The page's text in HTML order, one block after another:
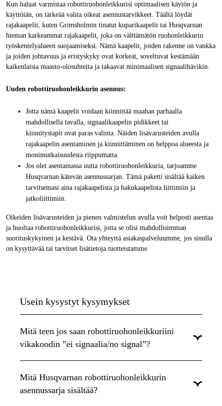
Kun haluat varmistaa robottiruohonleikkurisi optimaalisen käytön ja
käyttöiän, on tärkeää valita oikeat asennustarvikkeet. Täältä löydät
rajakaapelit, kuten Grimsholmin tinatut kuparikaapelit tai Husqvarnan
hieman karkeammat rajakaapelit, joka on välttämätön ruohonleikkurin
työskentelyalueen suojaamiseksi. Nämä kaapelit, joiden rakenne on vankka
ja joiden johtavuus ja eristyskyky ovat korkeat, soveltuvat kestämään
kaikenlaisia maasto-olosuhteita ja takaavat minimaalisen signaalihävikin.
Uuden robottiruohonleikkurin asennus:
Jotta nämä kaapelit voidaan kiinnittää maahan parhaalla
mahdollisella tavalla, signaalikaapelin pidikkeet tai
kiinnitystapit ovat paras valinta. Näiden lisävarusteiden avulla
rajakaapelin asentaminen ja kiinnittäminen on helppoa alueesta ja
monimutkaisuudesta riippumatta.
Jos olet asentamassa uutta robottiruohonleikkuria, tarjoamme
Husqvarnan kätevän asennussarjan. Tämä paketti sisältää kaiken
tarvitsemasi aina rajakaapelista ja hakukaapelista liittimiin ja
jatkoliittimiin.
Oikeiden lisävarusteiden ja pienen valmistelun avulla voit helposti asentaa
ja huoltaa robottiruohonleikkurisi, jotta se olisi mahdollisimman
suorituskykyinen ja kestävä. Ota yhteyttä asiakaspalveluumme, jos sinulla
on kysyttävää tai tarvitset lisätietoja tuotteistamme.
Usein kysystyt kysymykset
Mitä teen jos saan robottiruohonleikkuriini
vikakoodin ”ei signaalia/no signal”?
silmukkasignaalia”, tämä voidaan usein ratkaista etsimällä ja
korjaamalla mahdolliset katkokset rajakaapelissa. Voit käyttää
testikaapelia tai niin sanottua rajakaapelin testauslaitetta
Mitä Husqvarnan robottiruohonleikkurin
asennussarja sisältää?